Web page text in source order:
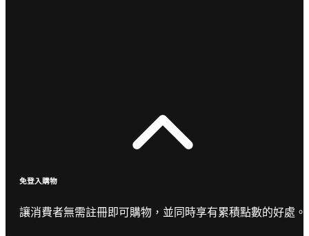
免登入購物
讓消費者無需註冊即可購物，並同時享有累積點數的好處。